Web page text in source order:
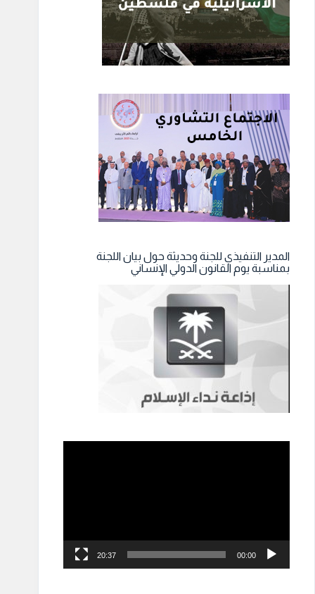
المدير التنفيذي للجنة وحديثة حول بيان اللجنة
بمناسبة يوم القانون الدولي الإنساني
00:00
20:37